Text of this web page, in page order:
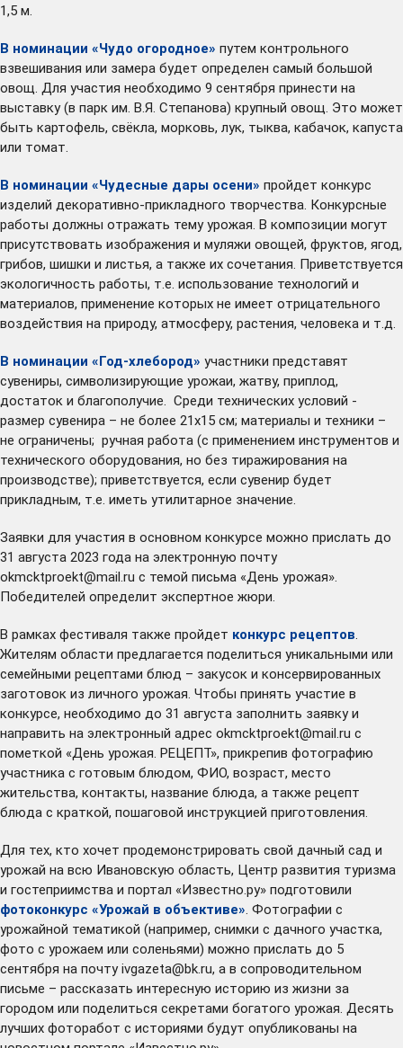
1,5 м.
В номинации «Чудо огородное» путем контрольного
взвешивания или замера будет определен самый большой
овощ. Для участия необходимо 9 сентября принести на
выставку (в парк им. В.Я. Степанова) крупный овощ. Это может
быть картофель, свёкла, морковь, лук, тыква, кабачок, капуста
или томат.
В номинации «Чудесные дары осени» пройдет конкурс
изделий декоративно-прикладного творчества. Конкурсные
работы должны отражать тему урожая. В композиции могут
присутствовать изображения и муляжи овощей, фруктов, ягод,
грибов, шишки и листья, а также их сочетания. Приветствуется
экологичность работы, т.е. использование технологий и
материалов, применение которых не имеет отрицательного
воздействия на природу, атмосферу, растения, человека и т.д.
В номинации «Год-хлебород» участники представят
сувениры, символизирующие урожаи, жатву, приплод,
достаток и благополучие. Среди технических условий -
размер сувенира – не более 21х15 см; материалы и техники –
не ограничены; ручная работа (с применением инструментов и
технического оборудования, но без тиражирования на
производстве); приветствуется, если сувенир будет
прикладным, т.е. иметь утилитарное значение.
Заявки для участия в основном конкурсе можно прислать до
31 августа 2023 года на электронную почту
okmcktproekt@mail.ru с темой письма «День урожая».
Победителей определит экспертное жюри.
В рамках фестиваля также пройдет конкурс рецептов
Жителям области предлагается поделиться уникальными или
семейными рецептами блюд – закусок и консервированных
заготовок из личного урожая. Чтобы принять участие в
конкурсе, необходимо до 31 августа заполнить заявку и
направить на электронный адрес okmcktproekt@mail.ru с
пометкой «День урожая. РЕЦЕПТ», прикрепив фотографию
участника с готовым блюдом, ФИО, возраст, место
жительства, контакты, название блюда, а также рецепт
блюда с краткой, пошаговой инструкцией приготовления.
Для тех, кто хочет продемонстрировать свой дачный сад и
урожай на всю Ивановскую область, Центр развития туризма
и гостеприимства и портал «Известно.ру» подготовили
фотоконкурс «Урожай в объективе» . Фотографии с
урожайной тематикой (например, снимки с дачного участка,
фото с урожаем или соленьями) можно прислать до 5
сентября на почтуivgazeta@bk.ru, а в сопроводительном
письме – рассказать интересную историю из жизни за
городом или поделиться секретами богатого урожая. Десять
лучших фоторабот с историями будут опубликованы на